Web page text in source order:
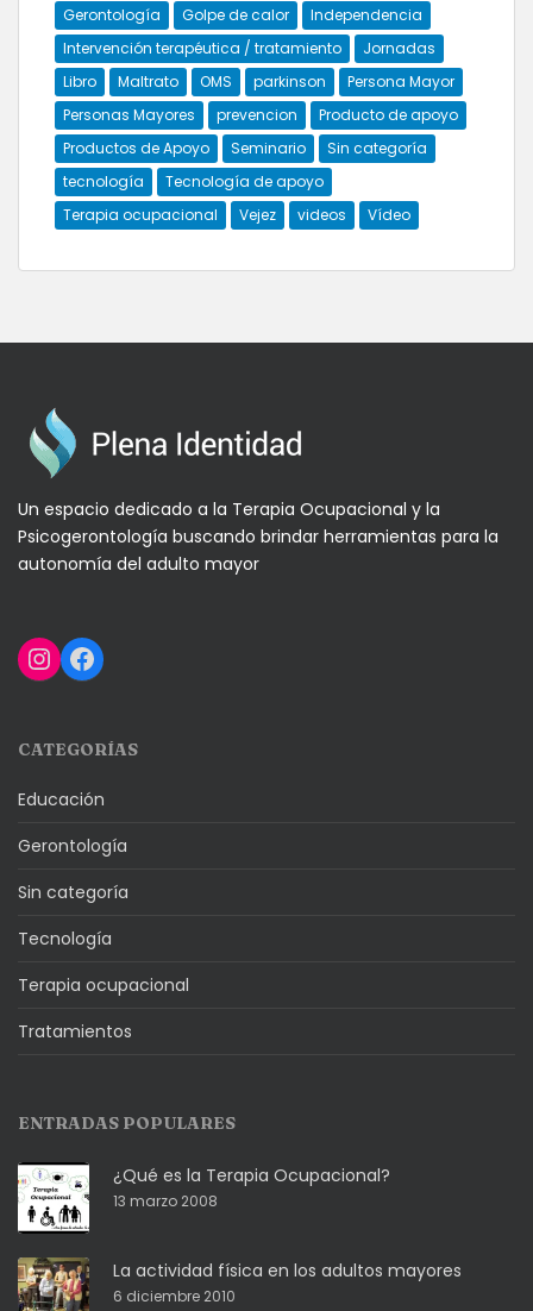
Gerontología
Golpe de calor
Independencia
Intervención terapéutica / tratamiento
Jornadas
Libro
Maltrato OMS parkinson
Persona Mayor
Personas Mayores
prevencion
Producto de apoyo
Productos de Apoyo
Seminario
Sin categoría
tecnología
Tecnología de apoyo
Terapia ocupacional
Vejez videos Vídeo
Un espacio dedicado a la Terapia Ocupacional y la
Psicogerontología buscando brindar herramientas para la
autonomía del adulto mayor
Instagram
Facebook
CATEGORÍAS
Educación
Gerontología
Sin categoría
Tecnología
Terapia ocupacional
Tratamientos
ENTRADAS POPULARES
¿Qué es la Terapia Ocupacional?
13 marzo 2008
La actividad física en los adultos mayores
6 diciembre 2010